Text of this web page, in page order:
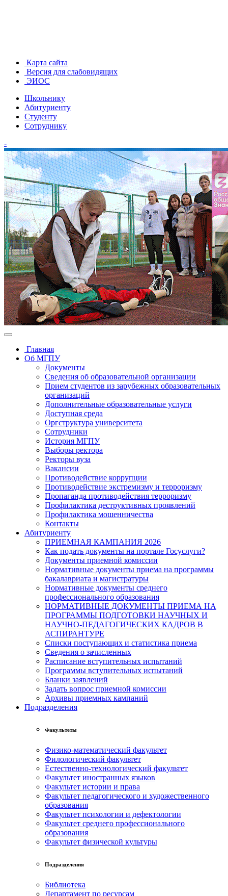
Карта сайта
Версия для слабовидящих
ЭИОС
Школьнику
Абитуриенту
Студенту
Сотруднику
-
Главная
Об МГПУ
Документы
Сведения об образовательной организации
Прием студентов из зарубежных образовательных
организаций
Дополнительные образовательные услуги
Доступная среда
Оргструктура университета
Сотрудники
История МГПУ
Выборы ректора
Ректоры вуза
Вакансии
Противодействие коррупции
Противодействие экстремизму и терроризму
Пропаганда противодействия терроризму
Профилактика деструктивных проявлений
Профилактика мошенничества
Контакты
Абитуриенту
ПРИЕМНАЯ КАМПАНИЯ 2026
Как подать документы на портале Госуслуги?
Документы приемной комиссии
Нормативные документы приема на программы
бакалавриата и магистратуры
Нормативные документы среднего
профессионального образования
НОРМАТИВНЫЕ ДОКУМЕНТЫ ПРИЕМА НА
ПРОГРАММЫ ПОДГОТОВКИ НАУЧНЫХ И
НАУЧНО-ПЕДАГОГИЧЕСКИХ КАДРОВ В
АСПИРАНТУРЕ
Списки поступающих и статистика приема
Сведения о зачисленных
Расписание вступительных испытаний
Программы вступительных испытаний
Бланки заявлений
Задать вопрос приемной комиссии
Архивы приемных кампаний
Подразделения
Факультеты
Физико-математический факультет
Филологический факультет
Естественно-технологический факультет
Факультет иностранных языков
Факультет истории и права
Факультет педагогического и художественного
образования
Факультет психологии и дефектологии
Факультет среднего профессионального
образования
Факультет физической культуры
Подразделения
Библиотека
Департамент по ресурсам